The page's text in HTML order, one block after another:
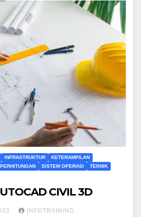
INFRASTRUKTUR
KETERAMPILAN
PERHITUNGAN SISTEM OPERASI
TEKNIK
CIVIL 3D
INFOTRAINING